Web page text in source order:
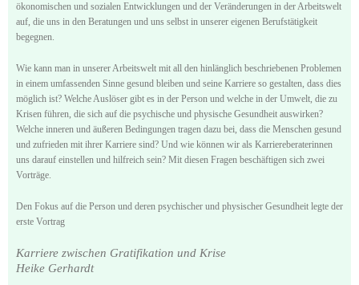
ökonomischen und sozialen Entwicklungen und der Veränderungen in der Arbeitswelt
auf, die uns in den Beratungen und uns selbst in unserer eigenen Berufstätigkeit
begegnen.
Wie kann man in unserer Arbeitswelt mit all den hinlänglich beschriebenen Problemen
in einem umfassenden Sinne gesund bleiben und seine Karriere so gestalten, dass dies
möglich ist? Welche Auslöser gibt es in der Person und welche in der Umwelt, die zu
Krisen führen, die sich auf die psychische und physische Gesundheit auswirken?
Welche inneren und äußeren Bedingungen tragen dazu bei, dass die Menschen gesund
und zufrieden mit ihrer Karriere sind? Und wie können wir als Karriereberaterinnen
uns darauf einstellen und hilfreich sein? Mit diesen Fragen beschäftigen sich zwei
Vorträge.
Den Fokus auf die Person und deren psychischer und physischer Gesundheit legte der
erste Vortrag
Karriere zwischen Gratifikation und Krise
Heike Gerhardt